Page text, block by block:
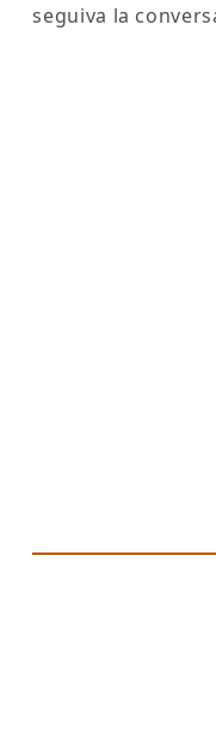
seguiva la